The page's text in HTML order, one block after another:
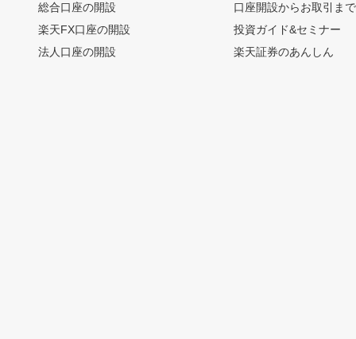
総合口座の開設
楽天FX口座の開設
法人口座の開設
口座開設からお取引ま
投資ガイド&セミナー
楽天証券のあんしん